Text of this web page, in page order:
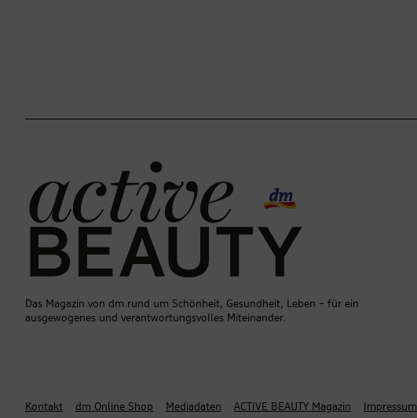
Das Magazin von dm rund um Schönheit, Gesundheit, Leben – für ein
ausgewogenes und verantwortungsvolles Miteinander.
Kontakt dm Online Shop Mediadaten ACTIVE BEAUTY Magazin Impressum